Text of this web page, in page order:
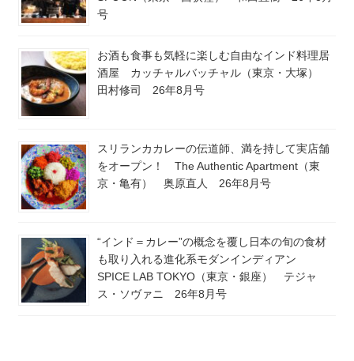
号
お酒も食事も気軽に楽しむ自由なインド料理居
酒屋 カッチャルバッチャル（東京・大塚）
田村修司 26年8月号
スリランカカレーの伝道師、満を持して実店舗
をオープン！ The Authentic Apartment（東
京・亀有） 奥原直人 26年8月号
“インド＝カレー”の概念を覆し日本の旬の食材
も取り入れる進化系モダンインディアン
SPICE LAB TOKYO（東京・銀座） テジャ
ス・ソヴァニ 26年8月号